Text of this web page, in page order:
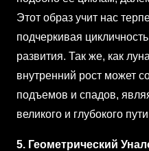
Этот образ учит нас
подчеркивая
развития. Так же, как
внутренний рост может
подъемов и спадов,
великого и глубокого
5. Геометрический